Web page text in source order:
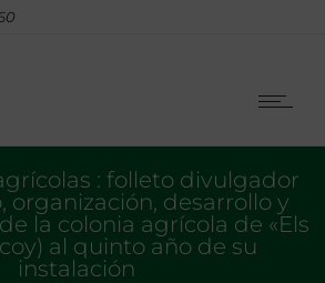
: folleto divulgador
organización, desarrollo y
la colonia agrícola de «Els
al quinto año de su
instalación